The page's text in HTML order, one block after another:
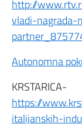
http://
vladi-nagrada-
Autonomna
KRSTARICA-
https://
italijanskih-